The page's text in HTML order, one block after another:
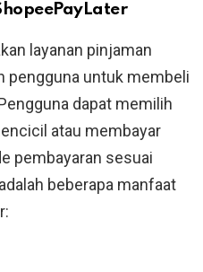
layanan pinjaman
pengguna untuk membeli
dapat memilih
atau membayar
pembayaran sesuai
beberapa manfaat